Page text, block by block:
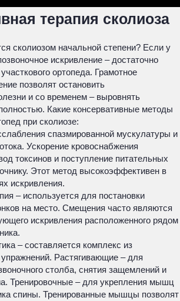
терапия сколиоза
сколиозом начальной степени? Если у
искривление – достаточно
ортопеда. Грамотное
позволят остановить
и со временем – выровнять
Какие консервативные методы
при сколиозе:
спазмированной мускулатуры и
Ускорение кровоснабжения
токсинов и поступление питательных
Этот метод высокоэффективен в
искривления.
– используется для постановки
на место. Смещения часто являются
искривления расположенного рядом
– составляется комплекс из
упражнений. Растягивающие – для
столба, снятия защемлений и
Тренировочные – для укрепления мышц
спины. Тренированные мышцы позволят